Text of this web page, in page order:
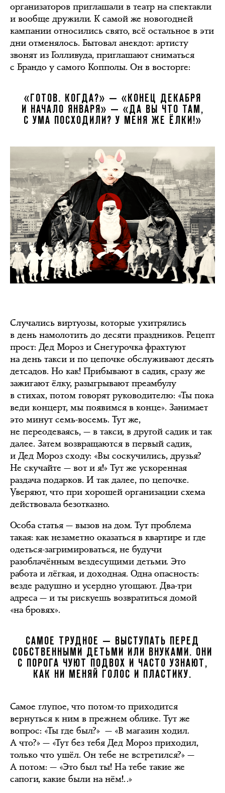
организаторов приглашали в театр на спектакли
и вообще дружили. К самой же новогодней
кампании относились свято, всё остальное в эти
дни отменялось. Бытовал анекдот: артисту
звонят из Голливуда, приглашают сниматься
с Брандо у самого Копполы. Он в восторге:
«ГОТОВ. КОГДА?» — «КОНЕЦ ДЕКАБРЯ
И НАЧАЛО ЯНВАРЯ» — «ДА ВЫ ЧТО ТАМ,
С УМА ПОСХОДИЛИ? У МЕНЯ ЖЕ ЁЛКИ!»
Случались виртуозы, которые ухитрялись
в день намолотить до десяти праздников. Рецепт
прост: Дед Мороз и Снегурочка фрахтуют
на день такси и по цепочке обслуживают десять
детсадов. Но как! Прибывают в садик, сразу же
зажигают ёлку, разыгрывают преамбулу
в стихах, потом говорят руководителю: «Ты пока
веди концерт, мы появимся в конце». Занимает
это минут семь-восемь. Тут же,
не переодеваясь, — в такси, в другой садик и так
далее. Затем возвращаются в первый садик,
и Дед Мороз сходу: «Вы соскучились, друзья?
Не скучайте — вот и я!» Тут же ускоренная
раздача подарков. И так далее, по цепочке.
Уверяют, что при хорошей организации схема
действовала безотказно.
Особа статья — вызов на дом. Тут проблема
такая: как незаметно оказаться в квартире и где
одеться-загримироваться, не будучи
разоблачённым вездесущими детьми. Это
работа и лёгкая, и доходная. Одна опасность:
везде радушно и усердно угощают. Два-три
адреса — и ты рискуешь возвратиться домой
«на бровях».
САМОЕ ТРУДНОЕ — ВЫСТУПАТЬ ПЕРЕД
СОБСТВЕННЫМИ ДЕТЬМИ ИЛИ ВНУКАМИ. ОНИ
С ПОРОГА ЧУЮТ ПОДВОХ И ЧАСТО УЗНАЮТ,
КАК НИ МЕНЯЙ ГОЛОС И ПЛАСТИКУ.
Самое глупое, что потом-то приходится
вернуться к ним в прежнем облике. Тут же
вопрос: «Ты где был?» — «В магазин ходил.
А что?» — «Тут без тебя Дед Мороз приходил,
только что ушёл. Он тебе не встретился?» —
А потом: — «Это был ты! На тебе такие же
сапоги, какие были на нём!..»